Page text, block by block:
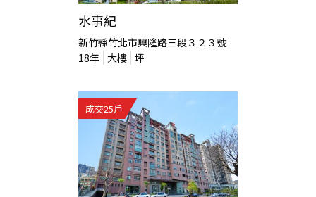
水事紀
新竹縣竹北市興隆路三段３２３號
18年 大樓 坪
成交25戶